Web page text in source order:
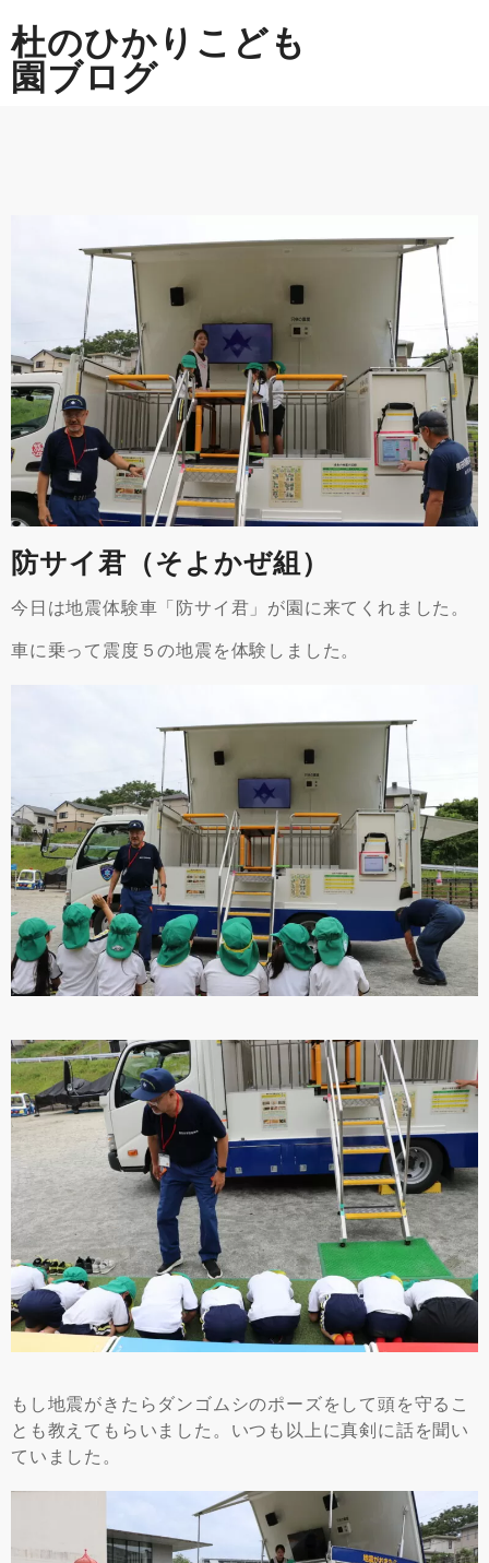
to
content
杜のひかりこども
園ブログ
防サイ君（そよかぜ組）
今日は地震体験車「防サイ君」が園に来てくれました。
車に乗って震度５の地震を体験しました。
もし地震がきたらダンゴムシのポーズをして頭を守るこ
とも教えてもらいました。いつも以上に真剣に話を聞い
ていました。